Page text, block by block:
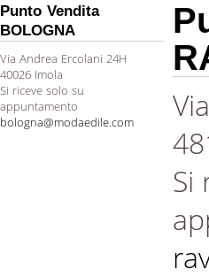
Punto Vendita
BOLOGNA
Via Andrea Ercolani 24H
40026 Imola
Si riceve solo su
appuntamento
bologna@modaedile.com
Si